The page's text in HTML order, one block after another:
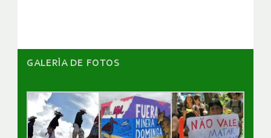
GALERÌA DE FOTOS